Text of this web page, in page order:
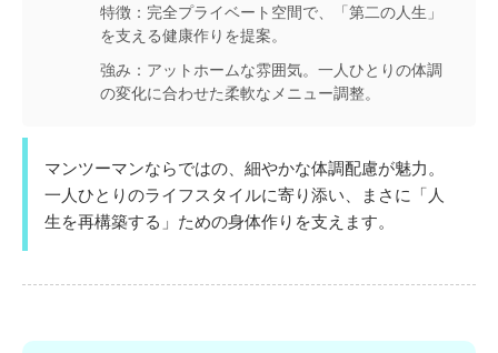
特徴： 完全プライベート空間で、「第二の人生」
を支える健康作りを提案。
強み： アットホームな雰囲気。一人ひとりの体調
の変化に合わせた柔軟なメニュー調整。
マンツーマンならではの、細やかな体調配慮が魅力。
一人ひとりのライフスタイルに寄り添い、まさに「人
生を再構築する」ための身体作りを支えます。